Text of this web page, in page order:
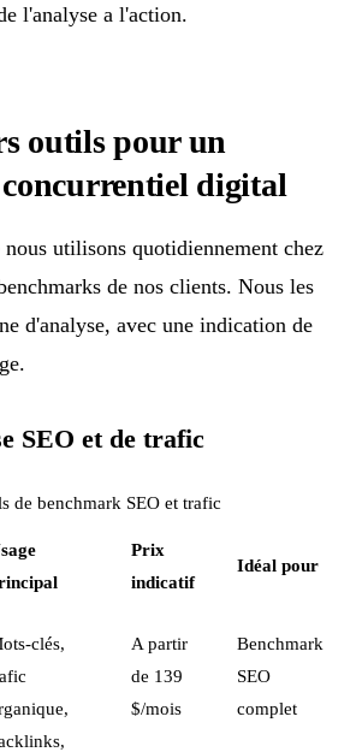
l'analyse a l'action.
outils pour un
digital
utilisons quotidiennement chez
de nos clients. Nous les
d'analyse, avec une indication de
SEO et de trafic
de benchmark SEO et trafic
Prix
indicatif
Idéal pour
clés,
A partir
de 139
$/mois
Benchmark
SEO
complet